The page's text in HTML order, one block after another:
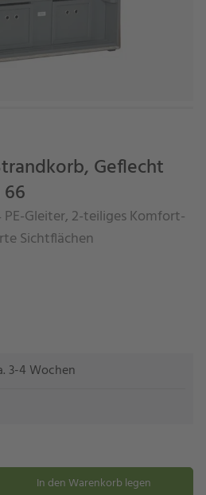
Geflecht
Gleiter, 2-teiliges Komfort-
Sichtflächen
3-4 Wochen
entfernen
In den Warenkorb legen